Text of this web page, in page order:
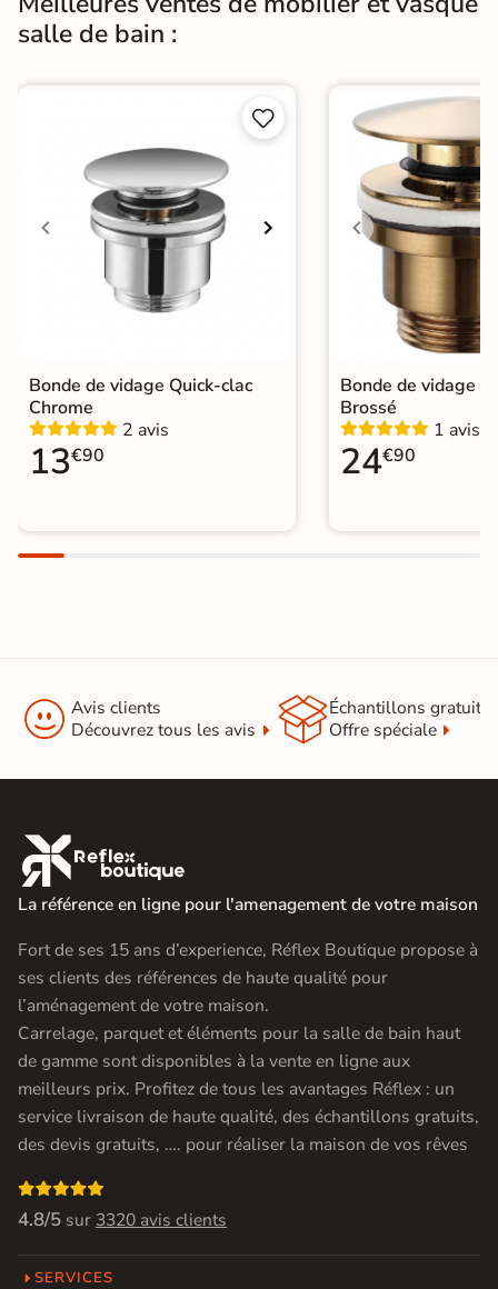
salle de bain :


Bonde de vidage Quick-clac
Chrome
2 avis
13€90
Bonde de vidage
Brossé
1 avis
24€90
 Avis clients
Découvrez tous les avis
Échantillons gratuit
Offre spéciale

La référence en ligne pour l'amenagement de votre maison
Fort de ses 15 ans d’experience, Réflex Boutique propose à
ses clients des références de haute qualité pour
l’aménagement de votre maison.
Carrelage, parquet et éléments pour la salle de bain haut
de gamme sont disponibles à la vente en ligne aux
meilleurs prix. Profitez de tous les avantages Réflex : un
service livraison de haute qualité, des échantillons gratuits,
des devis gratuits, …. pour réaliser la maison de vos rêves

4.8/5 sur 3320 avis clients
SERVICES